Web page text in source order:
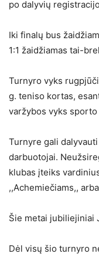
po dalyvių
Iki finalų bus
1:1 žaidžiamas tai-
Turnyro vyks
g. teniso kortas,
varžybos vyks sporto
Turnyre gali
darbuotojai.
klubas įteiks
,,Achemiečiams,,
Šie metai jubiliejiniai
Dėl visų šio turnyro